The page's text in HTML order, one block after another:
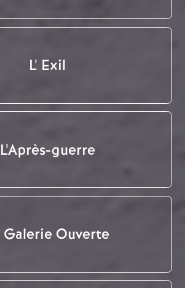
L' Exil
L'Après-guerre
Galerie Ouverte